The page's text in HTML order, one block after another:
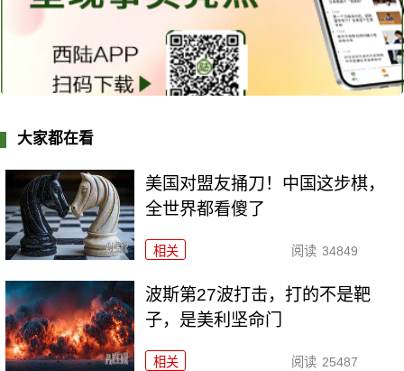
大家都在看
美国对盟友捅刀！中国这步棋，
全世界都看傻了
相关 阅读 34849
波斯第27波打击，打的不是靶
子，是美利坚命门
相关 阅读 25487